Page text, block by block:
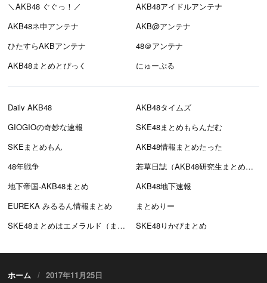
＼AKB48 ぐぐっ！／
AKB48アイドルアンテナ
AKB48ネ申アンテナ
AKB@アンテナ
ひたすらAKBアンテナ
48＠アンテナ
AKB48まとめとぴっく
にゅーぷる
Daily AKB48
AKB48タイムズ
GIOGIOの奇妙な速報
SKE48まとめもらんだむ
SKEまとめもん
AKB48情報まとめたった
48年戦争
若草日誌（AKB48研究生まとめブログ）
地下帝国-AKB48まとめ
AKB48地下速報
EUREKA みるるん情報まとめ
まとめりー
SKE48まとめはエメラルド（まとえめ）
SKE48りかぴまとめ
ホーム 2017年11月25日